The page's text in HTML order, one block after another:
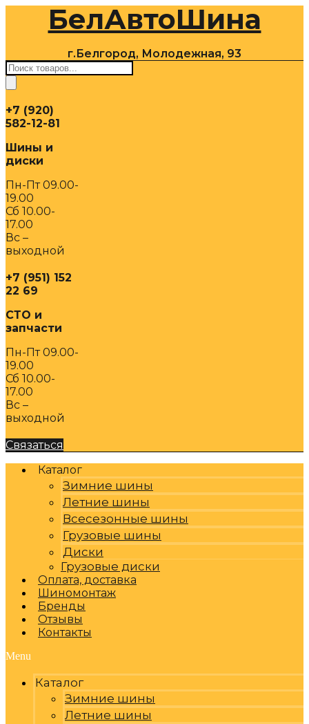
содержимомуБелАвтоШина
г.Белгород, Молодежная, 93
Поиск
товаров
+7 (920)
582-12-81
Шины и
диски
Пн-Пт 09.00-
19.00
Сб 10.00-
17.00
Вс –
выходной
+7 (951) 152
22 69
СТО и
запчасти
Пн-Пт 09.00-
19.00
Сб 10.00-
17.00
Вс –
выходной
Связаться
Каталог
Зимние шины
Летние шины
Всесезонные шины
Грузовые шины
Диски
Грузовые диски
Оплата, доставка
Шиномонтаж
Бренды
Отзывы
Контакты
Menu
Каталог
Зимние шины
Летние шины